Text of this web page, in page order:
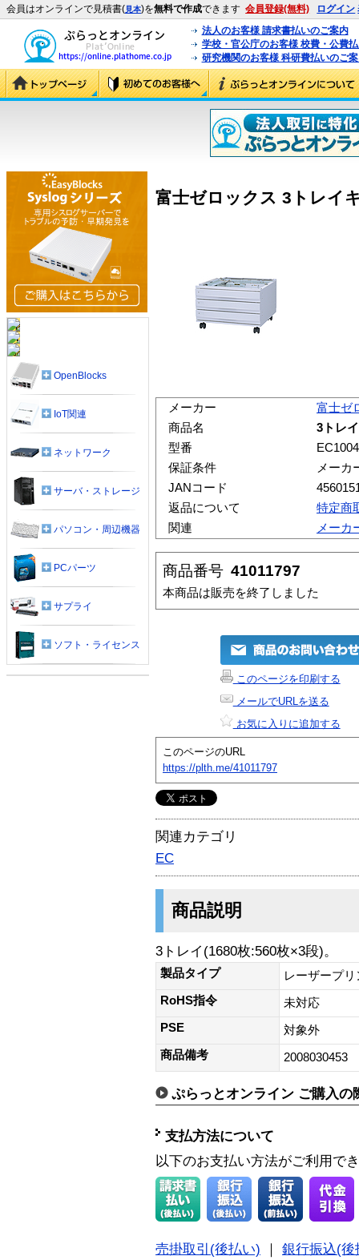
会員はオンラインで見積書(見本)を無料で作成できます 会員登録(無料) ログイン
法人のお客様 請求書払いのご案内
学校・官公庁のお客様 校費・公費
研究機関のお客様 科研費払いのご
富士ゼロックス 3トレイ
メーカー
富士ゼ
商品名
3トレ
型番
保証条件
メーカ
JANコード
返品について
特定商
関連
メーカ
商品番号 41011797
本商品は販売を終了しました
このページを印刷する
メールでURLを送る
お気に入りに追加する
このページのURL
https://plth.me/41011797
関連カテゴリ
EC
商品説明
3トレイ(1680枚:560枚×3段)。
製品タイプ
レーザープ
RoHS指令
未対応
PSE
対象外
商品備考
2008030453
ぷらっとオンライン ご購入の
支払方法について
以下のお支払い方法がご利用で
売掛取引(後払い)
銀行振込(後
OpenBlocks
IoT関連
ネットワーク
サーバ・ストレージ
パソコン・周辺機器
PCパーツ
サプライ
ソフト・ライセンス